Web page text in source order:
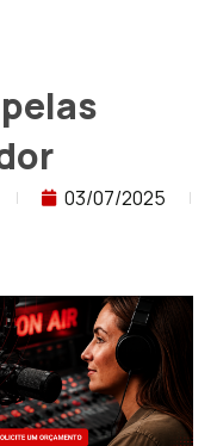
03/07/2025